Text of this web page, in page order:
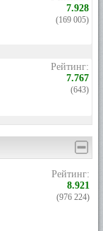
7.928
(169 005)
Рейтинг:
7.767
(643)
Рейтинг:
8.921
(976 224)